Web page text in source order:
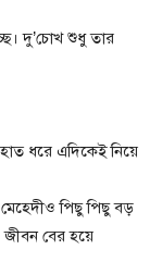
দু’চোখ শুধু তার
ধরে এদিকেই নিয়ে
মেহেদীও পিছু পিছু বড়
বের হয়ে